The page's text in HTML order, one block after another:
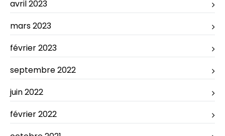
avril 2023
mars 2023
février 2023
septembre 2022
juin 2022
février 2022